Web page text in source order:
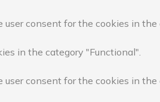
consent for the cookies in
in the category "Functional".
consent for the cookies in the